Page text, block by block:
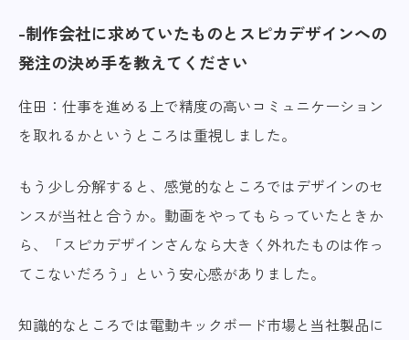
制作会社に求めていたものとスピカデザインへの
発注の決め手を教えてください
住田：仕事を進める上で精度の高いコミュニケーション
を取れるかというところは重視しました。
もう少し分解すると、感覚的なところではデザインのセ
ンスが当社と合うか。動画をやってもらっていたときか
ら、「スピカデザインさんなら大きく外れたものは作っ
てこないだろう」という安心感がありました。
知識的なところでは電動キックボード市場と当社製品に